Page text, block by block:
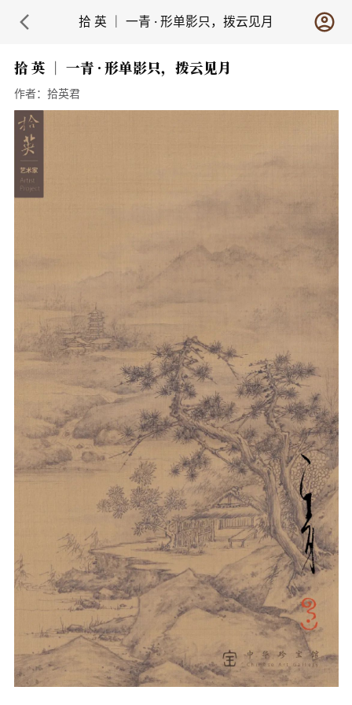
拾 英 ｜ 一青 · 形单影只，拨云见月
拾 英 ｜ 一青 · 形单影只，拨云见月
作者： 拾英君